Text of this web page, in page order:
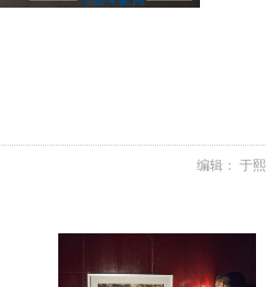
编辑： 于熙